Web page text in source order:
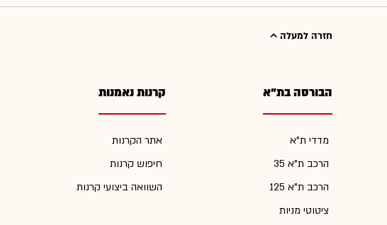
חזרה למעלה
הבורסה בת"א
מדדי ת"א
הרכב ת"א 35
הרכב ת"א 125
ציטוטי מניות
קרנות נאמנות
אתר הקרנות
חיפוש קרנות
השוואה ביצועי קרנות